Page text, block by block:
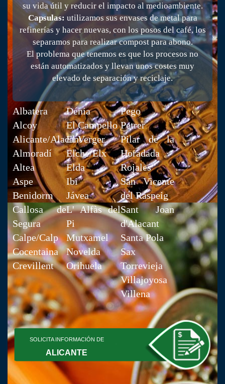
su vida útil y reducir el impacto al medioambiente.
Capsulas: utilizamos sus envases de metal para
refinerías y hacer nuevas, con los posos del café, los
separamos para realizar compost para abono.
El problema que tenemos es que los procesos no
están automatizados y llevan unos costes muy
elevado de separación y reciclaje.
Albatera
Alcoy
Alicante/Alacant
Almoradí
Altea
Aspe
Benidorm
Callosa de
Segura
Calpe/Calp
Cocentaina
Crevillent
Dénia
El Campello
El Verger
Elche/Elx
Elda
Ibi
Jávea
L' Alfàs del
Pi
Mutxamel
Novelda
Orihuela
Pego
Petrer
Pilar de la
Horadada
Rojales
San Vicente
del Raspeig
Sant Joan
d'Alacant
Santa Pola
Sax
Torrevieja
Villajoyosa
Villena
SOLICITA INFORMACIÓN DE
ALICANTE